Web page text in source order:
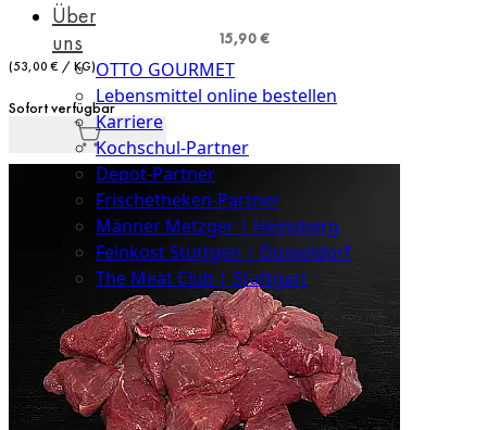
Über
uns
OTTO GOURMET
Lebensmittel online bestellen
Karriere
Kochschul-Partner
Depot-Partner
Frischetheken-Partner
Männer Metzger | Heinsberg
Feinkost Stüttgen | Düsseldorf
The Meat Club | Stuttgart
Geschäftskunden
15,90 €
(53,00 € / KG)
Sofort verfügbar